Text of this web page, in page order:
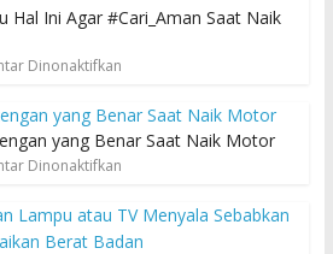
Hal Ini Agar #Cari_Aman Saat Naik
Dinonaktifkan
yang Benar Saat Naik Motor
Dinonaktifkan